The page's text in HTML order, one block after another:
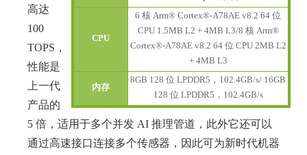
CPU
6 核 Arm® Cortex®-A78AE v8.2 64 位
CPU 1.5MB L2 + 4MB L3/8 核 Arm®
Cortex®-A78AE v8.2 64 位 CPU 2MB L2
+ 4MB L3
内存
8GB 128 位 LPDDR5，102.4GB/s/ 16GB
128 位 LPDDR5，102.4GB/s
高达
100
TOPS，
性能是
上一代
产品的
5 倍，适用于多个并发 AI 推理管道，此外它还可以
通过高速接口连接多个传感器，因此可为新时代机器